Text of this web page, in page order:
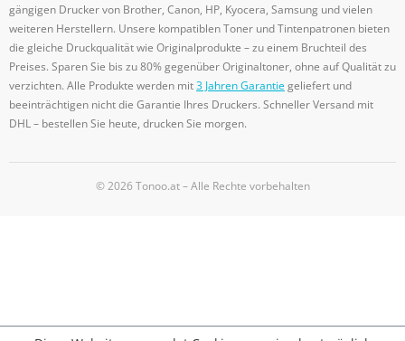
gängigen Drucker von Brother, Canon, HP, Kyocera, Samsung und vielen
weiteren Herstellern. Unsere kompatiblen Toner und Tintenpatronen bieten
die gleiche Druckqualität wie Originalprodukte – zu einem Bruchteil des
Preises. Sparen Sie bis zu 80% gegenüber Originaltoner, ohne auf Qualität zu
verzichten. Alle Produkte werden mit3 Jahren Garantiegeliefert und
beeinträchtigen nicht die Garantie Ihres Druckers. Schneller Versand mit
DHL – bestellen Sie heute, drucken Sie morgen.
© 2026 Tonoo.at – Alle Rechte vorbehalten